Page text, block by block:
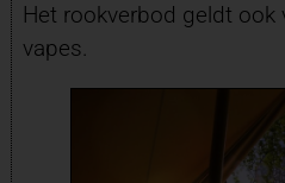
Het rookverbod geldt ook
vapes.